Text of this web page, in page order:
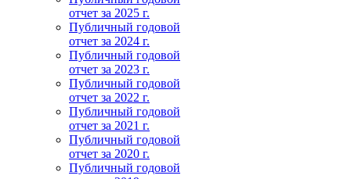
отчет за 2025 г.
Публичный годовой
отчет за 2024 г.
Публичный годовой
отчет за 2023 г.
Публичный годовой
отчет за 2022 г.
Публичный годовой
отчет за 2021 г.
Публичный годовой
отчет за 2020 г.
Публичный годовой